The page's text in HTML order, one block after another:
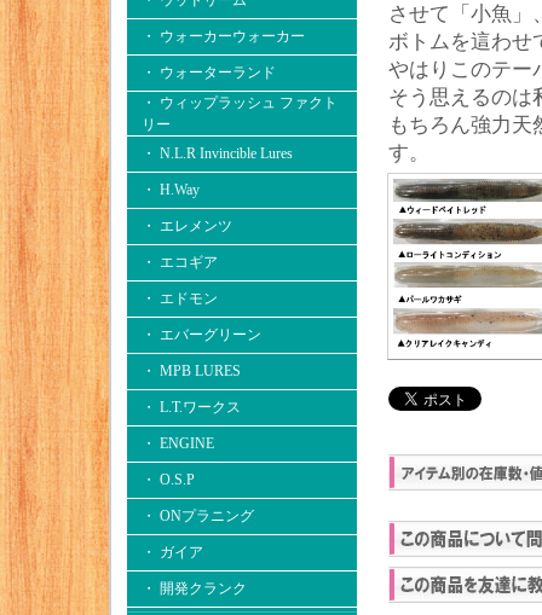
・ ウォーカーウォーカー
・ ウォーターランド
・ ウィップラッシュ ファクト
リー
・ N.L.R Invincible Lures
・ H.Way
・ エレメンツ
・ エコギア
・ エドモン
・ エバーグリーン
・ MPB LURES
・ L.T.ワークス
・ ENGINE
・ O.S.P
・ ONプラニング
・ ガイア
・ 開発クランク
させて「小魚」
ボトムを這わせ
やはりこのテー
そう思えるのは
もちろん強力
す。